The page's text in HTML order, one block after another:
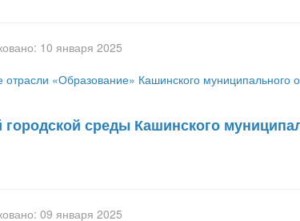
10 января 2025
«Образование» Кашинского муниципального
среды Кашинского
09 января 2025